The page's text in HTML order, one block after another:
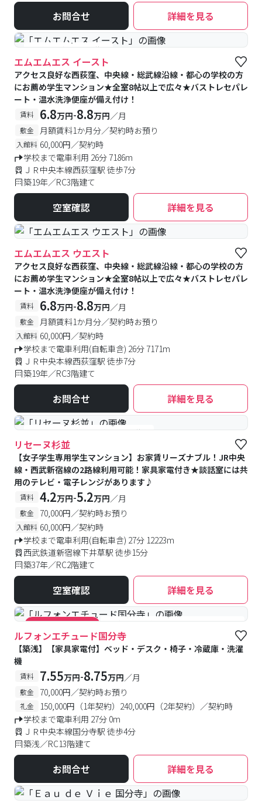
お問合せ 詳細を見る
#予約受付中 #空室待ち
エムエムエス イースト
アクセス良好な西荻窪、中央線・総武線沿線・都心の学校の方
にお薦め学生マンション★全室8帖以上で広々★バストレセパレ
ート・温水洗浄便座が備え付け！
賃料 6.8万円-8.8万円／月
敷金 月額賃料1か月分／契約時お預り
入館料 60,000円／契約時
学校まで電車利用 26分 7186m
ＪＲ中央本線西荻窪駅 徒歩7分
築19年／RC3階建て
空室確認 詳細を見る
エムエムエス ウエスト
アクセス良好な西荻窪、中央線・総武線沿線・都心の学校の方
にお薦め学生マンション★全室8帖以上で広々★バストレセパレ
ート・温水洗浄便座が備え付け！
賃料 6.8万円-8.8万円／月
敷金 月額賃料1か月分／契約時お預り
入館料 60,000円／契約時
学校まで電車利用(自転車含) 26分 7171m
ＪＲ中央本線西荻窪駅 徒歩7分
築19年／RC3階建て
お問合せ 詳細を見る
#女性専用 #予約受付中 #空室待ち
リセーヌ杉並
【女子学生専用学生マンション】お家賃リーズナブル！JR中央
線・西武新宿線の2路線利用可能！家具家電付き★談話室には共
用のテレビ・電子レンジがあります♪
賃料 4.2万円-5.2万円／月
敷金 70,000円／契約時お預り
入館料 60,000円／契約時
学校まで電車利用(自転車含) 27分 12223m
西武鉄道新宿線下井草駅 徒歩15分
築37年／RC2階建て
空室確認 詳細を見る
#キャンペーン実施中 #築浅 #食事付き #女性専用フロアあり
ルフォンエチュード国分寺
【築浅】【家具家電付】ベッド・デスク・椅子・冷蔵庫・洗濯
機
賃料 7.55万円-8.75万円／月
敷金 70,000円／契約時お預り
礼金
150,000円（1年契約）240,000円（2年契約）／契約時
学校まで電車利用 27分 0m
ＪＲ中央本線国分寺駅 徒歩4分
築浅／RC13階建て
お問合せ 詳細を見る